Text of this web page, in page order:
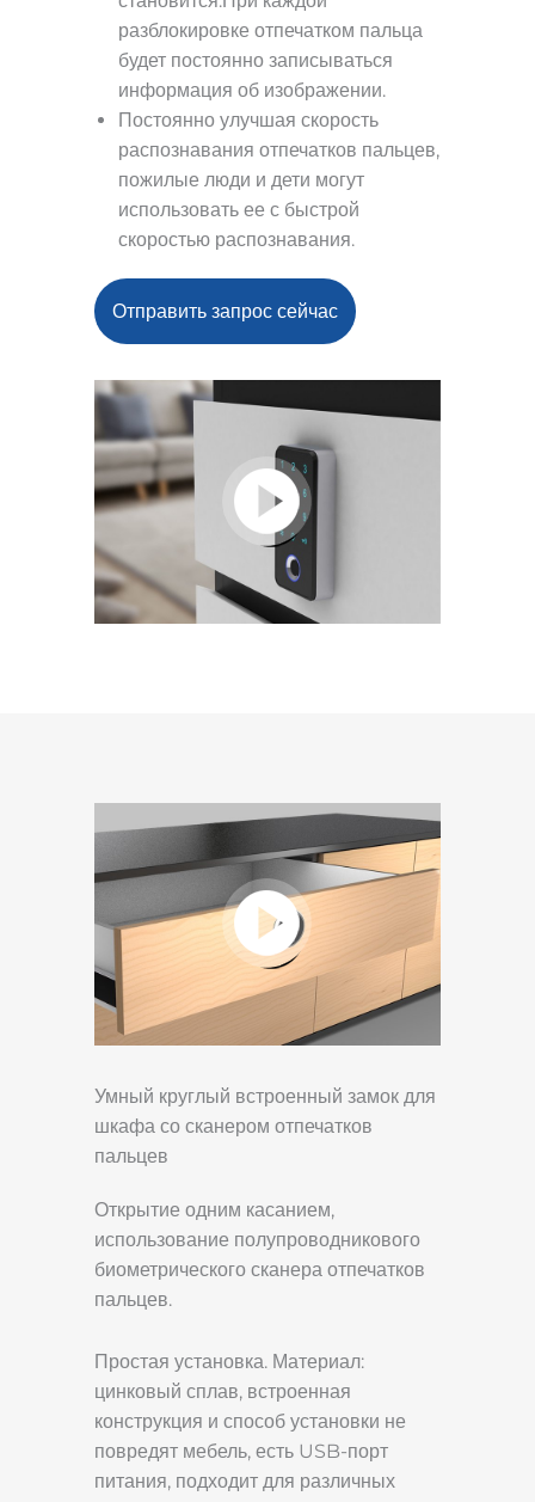
разблокировке отпечатком пальца
будет постоянно записываться
информация об изображении.
Постоянно улучшая скорость
распознавания отпечатков пальцев,
пожилые люди и дети могут
использовать ее с быстрой
скоростью распознавания.
Отправить запрос сейчас
Умный круглый встроенный замок для
шкафа со сканером отпечатков
пальцев
Открытие одним касанием,
использование полупроводникового
биометрического сканера отпечатков
пальцев.
Простая установка. Материал:
цинковый сплав, встроенная
конструкция и способ установки не
повредят мебель, есть USB-порт
питания, подходит для различных